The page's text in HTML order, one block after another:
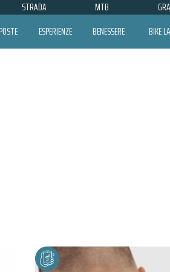
STRADA MTB
ESPERIENZE BENESSERE BIKE